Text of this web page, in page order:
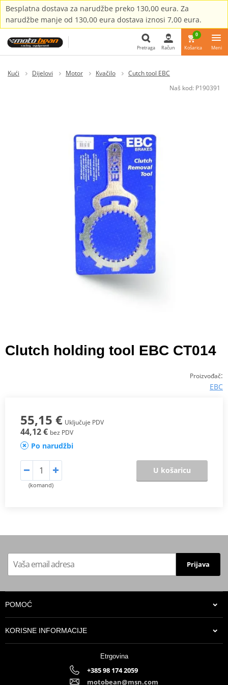
Besplatna dostava za narudžbe preko 130,00 eura. Za
narudžbe manje od 130,00 eura dostava iznosi 7,00 eura.
Pretraga Račun
0
Košarica Meni
Kući Dijelovi Motor Kvačilo
Cutch tool EBC
Naš kod: P190391
Clutch holding tool EBC CT014
Proizvođač:
EBC
55,15 € Uključuje PDV
44,12 € bez PDV
Po narudžbi
(komand)
U košaricu
Prijava
POMOĆ
KORISNE INFORMACIJE
Etrgovina
+385 98 174 2059
motobean@msn.com